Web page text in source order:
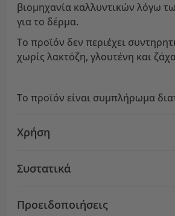
βιομηχανία καλλυντικών λόγω
για το δέρμα.
Το προϊόν δεν περιέχει
χωρίς λακτόζη, γλουτένη και
Το προϊόν είναι συμπλήρωμα
Χρήση
Συστατικά
Προειδοποιήσεις